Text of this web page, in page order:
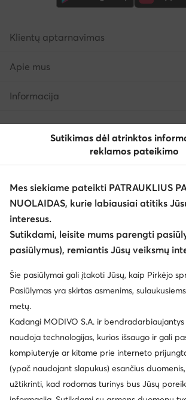
Klientų aptarnavimas
Apie mus
Informacija
© eavalyne.lt 2026
Taisyklės
Pakeisti nustatymus
Duomenų apsauga
Sutikimas dėl atrinktos
reklamos pateikimo
Mes siekiame pateikti PATRAUKLIUS
NUOLAIDAS, kurie labiausiai atitiks
interesus.
Sutikdami, leisite mums parengti
pasiūlymus), remiantis Jūsų veiksmų
Šie pasiūlymai gali įtakoti Jūsų, kaip Pirkėjo
Pasiūlymas yra skirtas asmenims,
metų.
Kadangi MODIVO S.A. ir
naudoja technologijas, kurios išsaugo ir gali
kompiuteryje ar kitame prie interneto
(ypač naudojant slapukus) esančius
užtikrinti, kad rodomas turinys bus Jūsų